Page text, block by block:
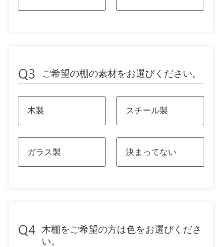
ご希望の棚の素材をお選びください。
木製 スチール製
ガラス製 決まってない
木棚をご希望の方は色をお選びくださ
い。